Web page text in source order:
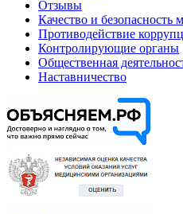
Отзывы
Качество и безопасность
Противодействие
Контролирующие органы
Общественная
Наставничество